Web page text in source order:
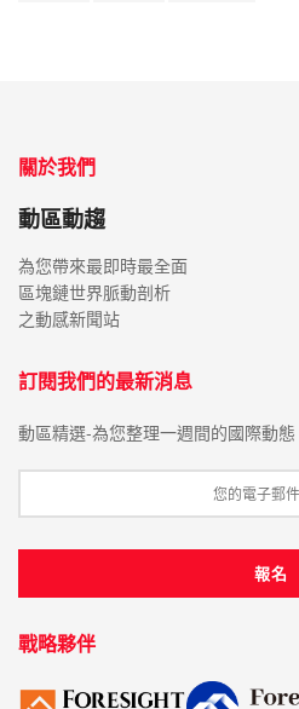
關於我們
動區動趨
為您帶來最即時最全面
區塊鏈世界脈動剖析
之動感新聞站
訂閱我們的最新消息
動區精選-為您整理一週間的國際動態
戰略夥伴